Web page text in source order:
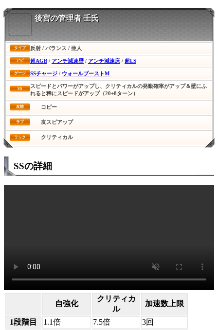
後宮の管理者 壬氏
タイプ 反射 / バランス / 亜人
アビ 超AGB / アンチ減速壁 / アンチ減速床 / 超LS
ゲージ SSチャージ / ウォールブーストM
SS
スピードとパワーがアップし、クリティカルの発動確率がアップ＆壁にふ
れると稀にスピードがアップ（20+8ターン）
友情 コピー
サブ 友スピアップ
ラック クリティカル
SSの詳細
自強化
クリティカ
ル
加速数上限
1段階目 1.1倍 7.5倍
3回